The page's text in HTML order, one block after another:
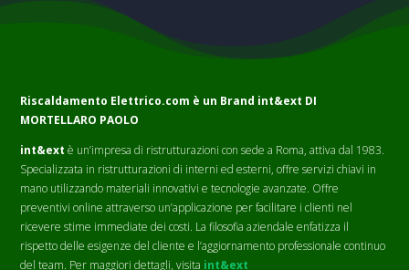
Riscaldamento Elettrico.com è un Brand int&ext DI
MORTELLARO PAOLO
int&ext è un’impresa di ristrutturazioni con sede a Roma, attiva dal 1983.
Specializzata in ristrutturazioni di interni ed esterni, offre servizi chiavi in
mano utilizzando materiali innovativi e tecnologie avanzate. Offre
preventivi online attraverso un’applicazione per facilitare i clienti nel
ricevere stime immediate dei costi. La filosofia aziendale enfatizza il
rispetto delle esigenze del cliente e l’aggiornamento professionale continuo
del team. Per maggiori dettagli, visita int&ext